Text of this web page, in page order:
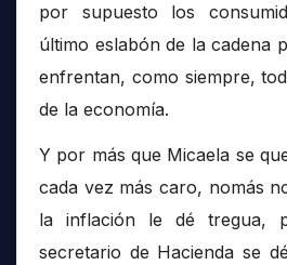
por supuesto los
último eslabón de la cadena
enfrentan, como siempre,
de la economía.
Y por más que Micaela se
cada vez más caro, nomás
la inflación le dé tregua,
secretario de Hacienda se